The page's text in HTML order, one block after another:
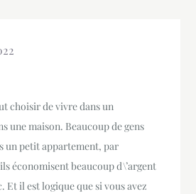
choisir de vivre dans un
une maison. Beaucoup de gens
un petit appartement, par
économisent beaucoup d\’argent
Et il est logique que si vous avez